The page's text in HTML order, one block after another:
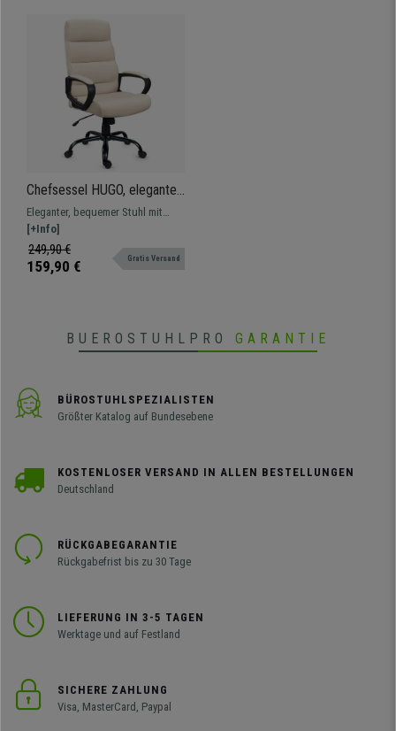
Chefsessel HUGO, elegantes
und komfortables Design,
Metallfußkreuz, Kunstleder,
Farbe Creme
Eleganter, bequemer Stuhl mit
großzügiger Polsterung.
Hervorragend geeignet für das
Büro oder zu Hause.
[+Info]
249,90 €
159,90 € Gratis Versand
BUEROSTUHLPRO GARANTIE
BÜROSTUHLSPEZIALISTEN
Größter Katalog auf Bundesebene
KOSTENLOSER VERSAND IN ALLEN BESTELLUNGEN
Deutschland
RÜCKGABEGARANTIE
Rückgabefrist bis zu 30 Tage
LIEFERUNG IN 3-5 TAGEN
Werktage und auf Festland
SICHERE ZAHLUNG
Visa, MasterCard, Paypal